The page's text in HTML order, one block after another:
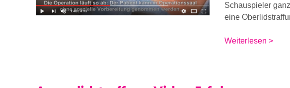
Schauspieler
eine
Weiterlesen >